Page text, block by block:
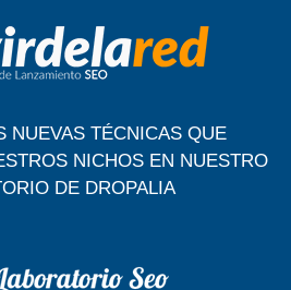
NUEVAS TÉCNICAS QUE
NICHOS EN NUESTRO
DE DROPALIA